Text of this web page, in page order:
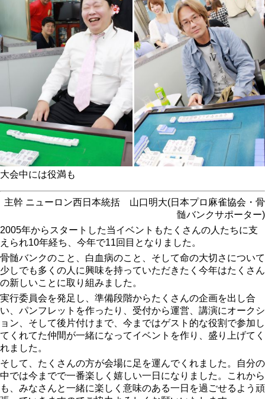
大会中には役満も
主幹 ニューロン西日本統括 山口明大(日本プロ麻雀協会・骨
髄バンクサポーター)
2005年からスタートした当イベントもたくさんの人たちに支
えられ10年経ち、今年で11回目となりました。
骨髄バンクのこと、白血病のこと、そして命の大切さについて
少しでも多くの人に興味を持っていただきたく今年はたくさん
の新しいことに取り組みました。
実行委員会を発足し、準備段階からたくさんの企画を出し合
い、パンフレットを作ったり、受付から運営、講演にオークシ
ョン、そして後片付けまで、今まではゲスト的な役割で参加し
てくれてた仲間が一緒になってイベントを作り、盛り上げてく
れました。
そして、たくさんの方が会場に足を運んでくれました。自分の
中では今までで一番楽しく嬉しい一日になりました。これから
も、みなさんと一緒に楽しく意味のある一日を過ごせるよう頑